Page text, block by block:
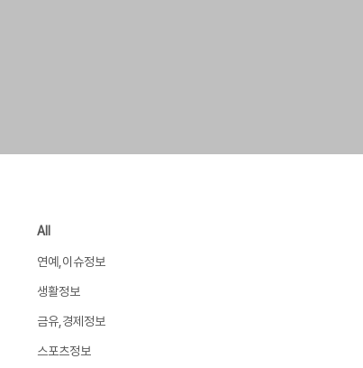
All
연예,이슈정보
생활정보
금유,경제정보
스포츠정보